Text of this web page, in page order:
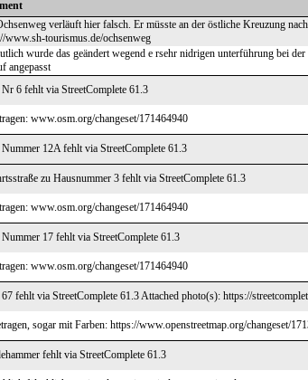
verläuft hier falsch. Er müsste an der östliche Kreuzung
www.sh-tourismus.de/ochsenweg
wurde das geändert wegend e rsehr nidrigen unterführung bei
angepasst
6 fehlt via StreetComplete 61.3
www.osm.org/changeset/171464940
12A fehlt via StreetComplete 61.3
zu Hausnummer 3 fehlt via StreetComplete 61.3
www.osm.org/changeset/171464940
17 fehlt via StreetComplete 61.3
www.osm.org/changeset/171464940
fehlt via StreetComplete 61.3 Attached photo(s): https://
sogar mit Farben: https://www.openstreetmap.org/changeset/
fehlt via StreetComplete 61.3